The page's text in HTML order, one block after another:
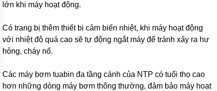
Máy
bơi
Máy
bơm
tầng
cánh
lớn khi máy hoạt động.
Có trang bị thêm thiết bị cảm biến nhiệt, khi máy hoạt động
với nhiệt độ quá cao sẽ tự động ngắt máy để tránh xảy ra hư
hỏng, cháy nổ.
Các máy bơm tuabin đa tầng cánh của NTP có tuổi thọ cao
hơn những dòng máy bơm thông thường, đảm bảo máy hoạt